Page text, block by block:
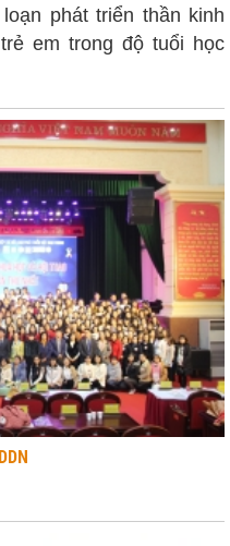
phát triển thần kinh
em trong độ tuổi học